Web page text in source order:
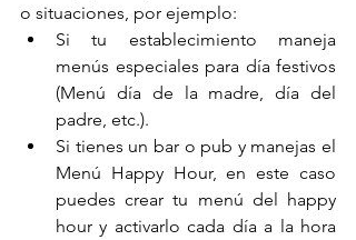
o situaciones, por ejemplo:
Si tu establecimiento maneja
menús especiales para día festivos
(Menú día de la madre, día del
padre, etc.).
Si tienes un bar o pub y manejas el
Menú Happy Hour, en este caso
puedes crear tu menú del happy
hour y activarlo cada día a la hora